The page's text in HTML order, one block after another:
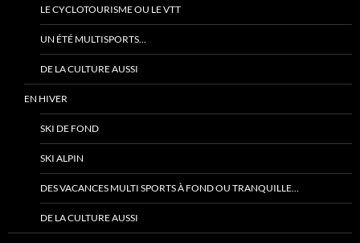
LE CYCLOTOURISME OU LE VTT
UN ÉTÉ MULTISPORTS…
DE LA CULTURE AUSSI
EN HIVER
SKI DE FOND
SKI ALPIN
DES VACANCES MULTI SPORTS À FOND OU TRANQUILLE…
DE LA CULTURE AUSSI